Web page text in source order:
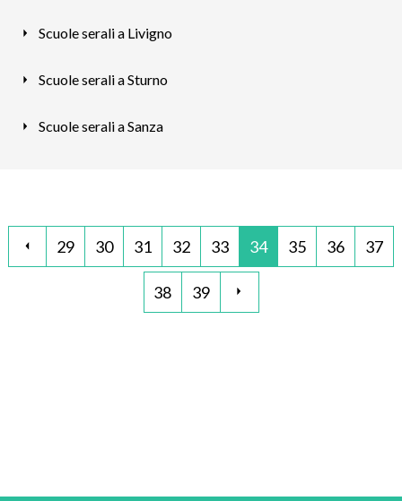
Scuole serali a Livigno
Scuole serali a Sturno
Scuole serali a Sanza
29 30 31 32 33 34 35 36 37
38 39